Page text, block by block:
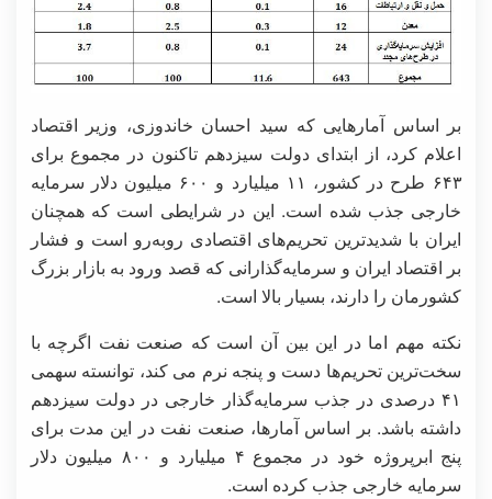
بر اساس آمارهایی که سید احسان خاندوزی، وزیر اقتصاد
اعلام کرد، از ابتدای دولت سیزدهم تاکنون در مجموع برای
۶۴۳ طرح در کشور، ۱۱ میلیارد و ۶۰۰ میلیون دلار سرمایه
خارجی جذب شده است. این در شرایطی است که همچنان
ایران با شدیدترین تحریم‌های اقتصادی روبه‌رو است و فشار
بر اقتصاد ایران و سرمایه‌گذارانی که قصد ورود به بازار بزرگ
کشورمان را دارند، بسیار بالا است.
نکته مهم اما در این بین آن است که صنعت نفت اگرچه با
سخت‌ترین تحریم‌ها دست و پنجه نرم می کند، توانسته سهمی
۴۱ درصدی در جذب سرمایه‌گذار خارجی در دولت سیزدهم
داشته باشد. بر اساس آمارها، صنعت نفت در این مدت برای
پنج ابرپروژه خود در مجموع ۴ میلیارد و ۸۰۰ میلیون دلار
سرمایه خارجی جذب کرده است.